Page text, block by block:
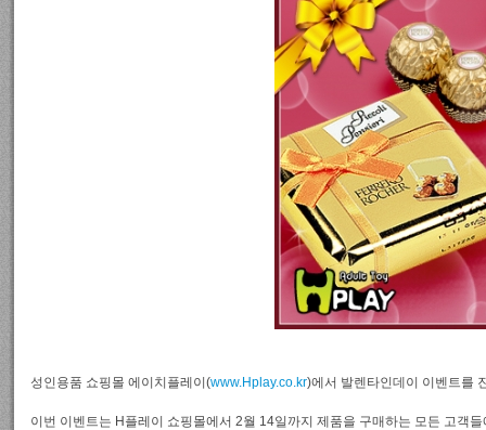
성인용품 쇼핑몰 에이치플레이(www.Hplay.co.kr)에서 발렌타인데이 이벤트를
이번 이벤트는 H플레이 쇼핑몰에서 2월 14일까지 제품을 구매하는 모든 고객